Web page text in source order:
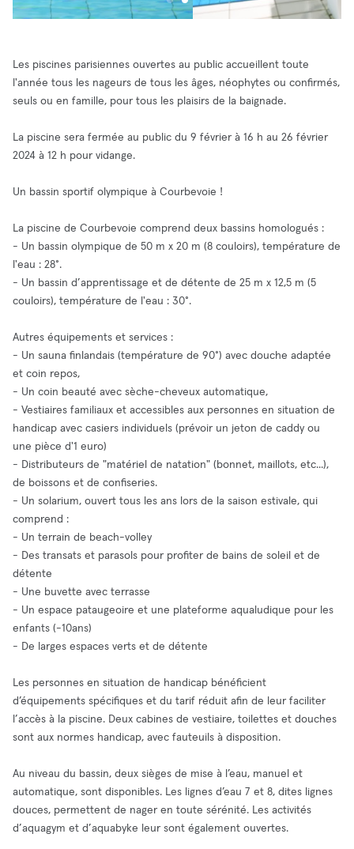
Les piscines parisiennes ouvertes au public accueillent toute
l'année tous les nageurs de tous les âges, néophytes ou confirmés,
seuls ou en famille, pour tous les plaisirs de la baignade.
La piscine sera fermée au public du 9 février à 16 h au 26 février
2024 à 12 h pour vidange.
Un bassin sportif olympique à Courbevoie !
La piscine de Courbevoie comprend deux bassins homologués :
- Un bassin olympique de 50 m x 20 m (8 couloirs), température de
l'eau : 28°.
- Un bassin d’apprentissage et de détente de 25 m x 12,5 m (5
couloirs), température de l'eau : 30°.
Autres équipements et services :
- Un sauna finlandais (température de 90°) avec douche adaptée
et coin repos,
- Un coin beauté avec sèche-cheveux automatique,
- Vestiaires familiaux et accessibles aux personnes en situation de
handicap avec casiers individuels (prévoir un jeton de caddy ou
une pièce d'1 euro)
- Distributeurs de "matériel de natation" (bonnet, maillots, etc...),
de boissons et de confiseries.
- Un solarium, ouvert tous les ans lors de la saison estivale, qui
comprend :
- Un terrain de beach-volley
- Des transats et parasols pour profiter de bains de soleil et de
détente
- Une buvette avec terrasse
- Un espace pataugeoire et une plateforme aqualudique pour les
enfants (-10ans)
- De larges espaces verts et de détente
Les personnes en situation de handicap bénéficient
d’équipements spécifiques et du tarif réduit afin de leur faciliter
l’accès à la piscine. Deux cabines de vestiaire, toilettes et douches
sont aux normes handicap, avec fauteuils à disposition.
Au niveau du bassin, deux sièges de mise à l’eau, manuel et
automatique, sont disponibles. Les lignes d’eau 7 et 8, dites lignes
douces, permettent de nager en toute sérénité. Les activités
d’aquagym et d’aquabyke leur sont également ouvertes.